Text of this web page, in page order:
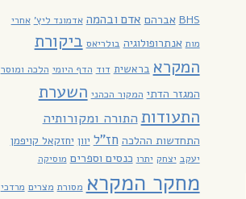
BHS אברהם אדם ובהמה אדמונד ליץ' אחרי
מות אנתרופולוגיה בולריאס ביקורת
המקרא בראשית דוד הדף היומי הלכה ומוסר
המגזר הדתי המקור הכהני השערת
התעודות התורה ומקורותיה
התחדשות ההלכה חז"ל יוון יחזקאל קויפמן
יעקב יצחק יתרו כנסים וספרים מוסיקה
מחקר המקרא מסורת מצרים מרדכי